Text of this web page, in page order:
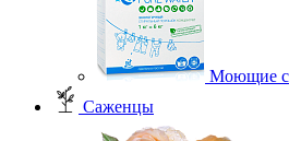
Моющие
Саженцы